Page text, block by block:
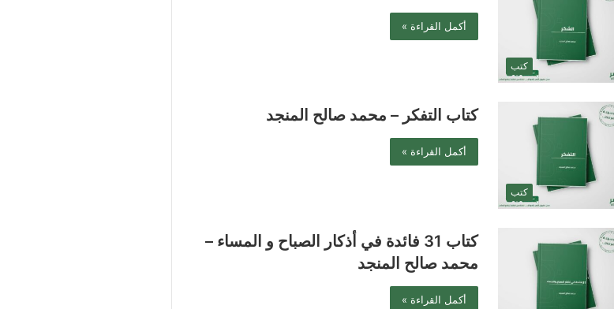
كتب
أكمل القراءة »
كتب
كتاب التفكر – محمد صالح المنجد
أكمل القراءة »
كتاب 31 فائدة في أذكار الصباح و المساء –
محمد صالح المنجد
أكمل القراءة »